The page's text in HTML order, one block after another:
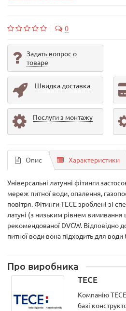
0
Задать вопрос о
товаре
Швидка доставка
Послуги з монтажу
Опис Характеристики
Універсальні латунні фітинги
мереж питної води, опалення,
повітря. Фітинги TECE зроблені зі
латуні (з низьким рівнем вимивання
рекомендованої DVGW. Відповідно
питної води вона підходить для води
Про виробника
TECE
Компанію
базі